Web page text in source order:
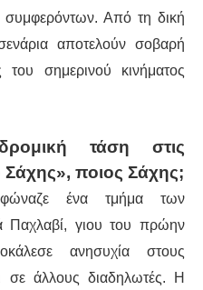
συμφερόντων. Από τη δική
αποτελούν σοβαρή
του σημερινού κινήματος
τάση στις
Σάχης», ποιος Σάχης;
ένα τμήμα των
Παχλαβί, γιου του πρώην
ανησυχία στους
σε άλλους διαδηλωτές. Η